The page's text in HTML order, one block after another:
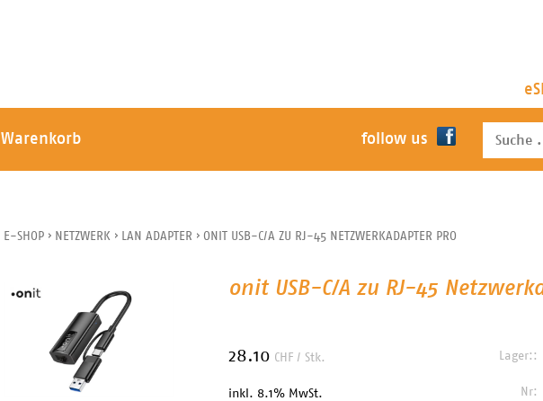
Warenkorb follow us
E-SHOP › NETZWERK › LAN ADAPTER › ONIT USB-C/A ZU RJ-45 NETZWERKADAPTER PRO
onit USB-C/A zu RJ-45
28.10 CHF / Stk.
inkl. 8.1% MwSt.
Lager::
Nr: